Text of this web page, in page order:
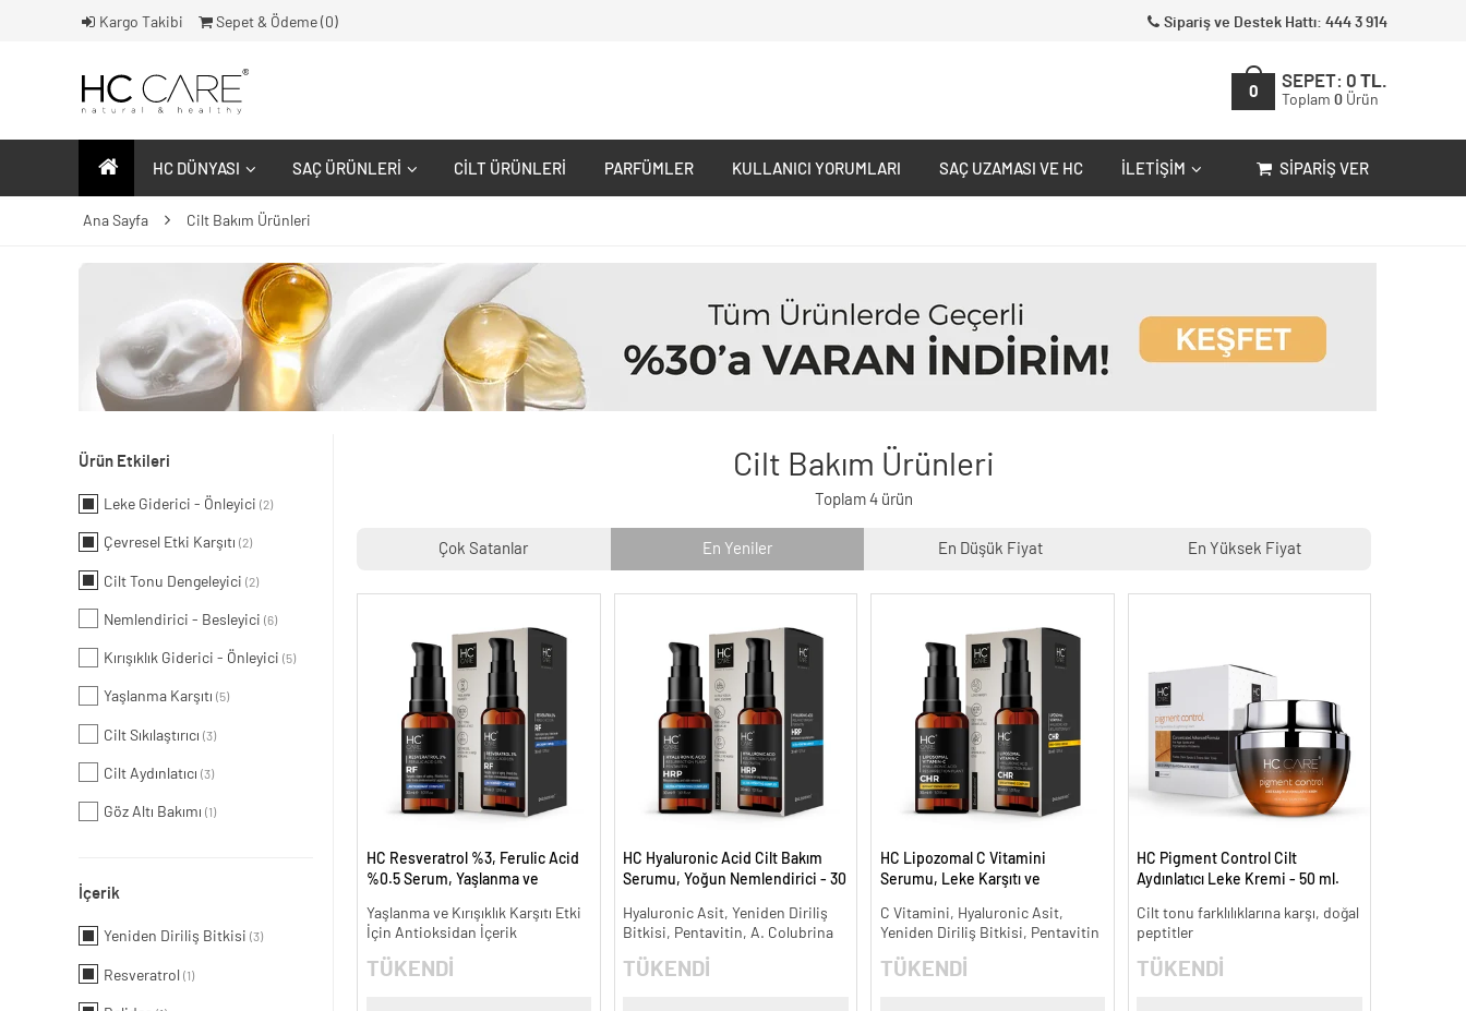
Kargo Takibi Sepet & Ödeme ( 0) Sipariş ve Destek Hattı: 444 3 914
0
SEPET: 0 TL.
Toplam 0 Ürün
HC DÜNYASI SAÇ ÜRÜNLERI CILT ÜRÜNLERI PARFÜMLER KULLANICI YORUMLARI SAÇ UZAMASI VE HC İLETIŞIM SIPARIŞ VER
Ana Sayfa Cilt Bakım Ürünleri
Ürün Etkileri
Leke Giderici - Önleyici (2)
Çevresel Etki Karşıtı (2)
Cilt Tonu Dengeleyici (2)
Nemlendirici - Besleyici (6)
Kırışıklık Giderici - Önleyici (5)
Yaşlanma Karşıtı (5)
Cilt Sıkılaştırıcı (3)
Cilt Aydınlatıcı (3)
Göz Altı Bakımı (1)
İçerik
Yeniden Diriliş Bitkisi (3)
Resveratrol (1)
Cilt Bakım Ürünleri
Toplam 4 ürün
Çok Satanlar En Yeniler En Düşük Fiyat En Yüksek Fiyat
HC Resveratrol %3, Ferulic Acid
%0.5 Serum, Yaşlanma ve
Yaşlanma ve Kırışıklık Karşıtı Etki
İçin Antioksidan İçerik
TÜKENDİ
HC Hyaluronic Acid Cilt Bakım
Serumu, Yoğun Nemlendirici - 30
Hyaluronic Asit, Yeniden Diriliş
Bitkisi, Pentavitin, A. Colubrina
TÜKENDİ
HC Lipozomal C Vitamini
Serumu, Leke Karşıtı ve
C Vitamini, Hyaluronic Asit,
Yeniden Diriliş Bitkisi, Pentavitin
TÜKENDİ
HC Pigment Control Cilt
Aydınlatıcı Leke Kremi - 50 ml.
Cilt tonu farklılıklarına karşı, doğal
peptitler
TÜKENDİ